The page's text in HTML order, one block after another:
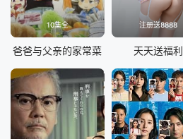
10集全
爸爸与父亲的家常菜
注册送8888
天天送福利